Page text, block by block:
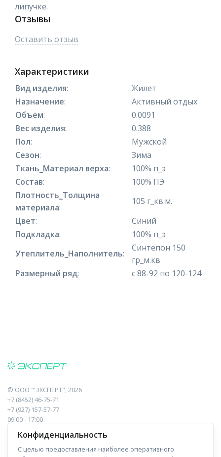
липучке.
Отзывы
Оставить отзыв
Характеристики
Вид изделия:
Жилет
Назначение:
Активный отдых
Объем:
0.0091
Вес изделия:
0.388
Пол:
Мужской
Сезон:
Зима
Ткань_Материал верха:
100% п_э
Состав:
100% ПЭ
Плотность_Толщина
материала:
105 г_кв.м.
Цвет:
Синий
Подкладка:
100% п_э
Утеплитель_Наполнитель:
Синтепон 150
гр_м.кв
Размерный ряд: с 88-92 по 120-124
© ООО "'ЭКСПЕРТ", 2026
+7 (8452) 46-75-71
+7 (927) 157-57-77
09:00 - 17:00
410017, Саратов, Пугачева, 10 к1, оф.23
Конфиденциальность
С целью предоставления наиболее оперативного